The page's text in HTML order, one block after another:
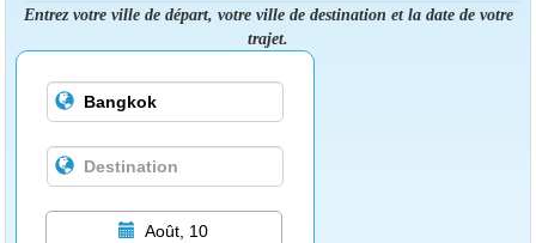
Entrez votre ville de départ, votre ville de destination et la date de votre
trajet.
Août, 10